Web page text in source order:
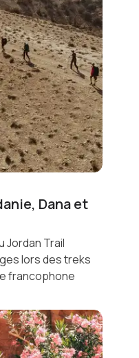
Dana et
Jordan Trail
lors des treks
francophone